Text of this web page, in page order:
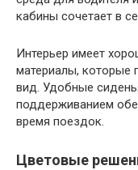
кабины сочетает в
Интерьер имеет
материалы,
вид. Удобные
поддерживанием
время поездок.
Цветовые